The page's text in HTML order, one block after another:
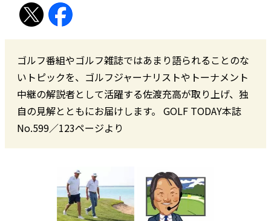
ゴルフ番組やゴルフ雑誌ではあまり語られることのな
いトピックを、ゴルフジャーナリストやトーナメント
中継の解説者として活躍する佐渡充高が取り上げ、独
自の見解とともにお届けします。 GOLF TODAY本誌
No.599／123ページより